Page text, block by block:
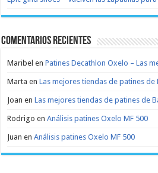
Comentarios recientes
Maribel enPatines Decathlon Oxelo – Las
Marta enLas mejores tiendas de patines de
Joan enLas mejores tiendas de patines de
Rodrigo enAnálisis patines Oxelo MF 500
Juan enAnálisis patines Oxelo MF 500